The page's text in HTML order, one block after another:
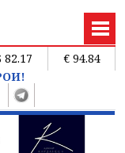
82.17
€ 94.84